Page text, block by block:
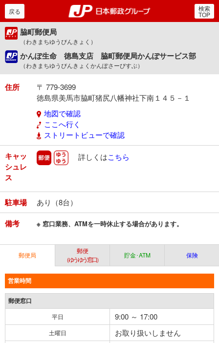
郵便局・日本郵政グルー
戻る 検索
TOP
脇町郵便局
（わきまちゆうびんきょく）
かんぽ生命 徳島支店 脇町郵便局かんぽサービス部
（わきまちゆうびんきょくかんぽさーびすぶ）
住所
〒 779-3699
徳島県美馬市脇町猪尻八幡神社下南１４５－１
地図で確認
ここへ行く
ストリートビューで確認
キャッ
シュレ
ス
郵便 ゆうゆう
詳しくはこちら
駐車場 あり（8台）
備考 ※ 窓口業務、ATMを一時休止する場合があります。
郵便局
郵便
（ゆうゆう窓口）
貯金･ATM 保険
営業時間
郵便窓口
平日 9:00 ～ 17:00
土曜日 お取り扱いしません